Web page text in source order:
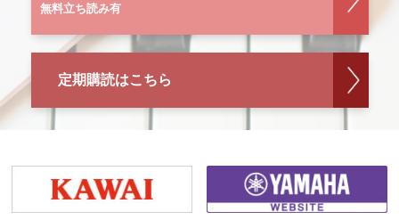
無料立ち読み有
定期購読はこちら